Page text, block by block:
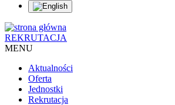
REKRUTACJA
MENU
Aktualności
Oferta
Jednostki
Rekrutacja